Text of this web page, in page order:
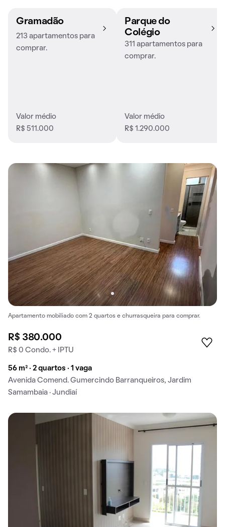
Gramadão
213 apartamentos para
comprar.
Valor médio
R$ 511.000
Parque do
Colégio
311 apartamentos para
comprar.
Valor médio
R$ 1.290.000
Apartamento mobiliado com 2 quartos e churrasqueira para comprar.
R$ 380.000
R$ 0 Condo. + IPTU
56 m² · 2 quartos · 1 vaga
Avenida Comend. Gumercindo Barranqueiros, Jardim
Samambaia · Jundiaí